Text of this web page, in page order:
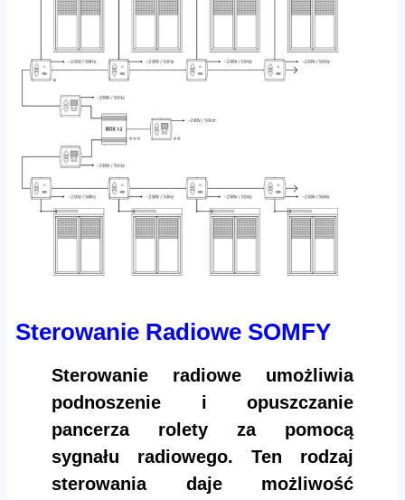
Sterowanie Radiowe SOMFY
Sterowanie radiowe umożliwia
podnoszenie i opuszczanie
pancerza rolety za pomocą
sygnału radiowego. Ten rodzaj
sterowania daje możliwość